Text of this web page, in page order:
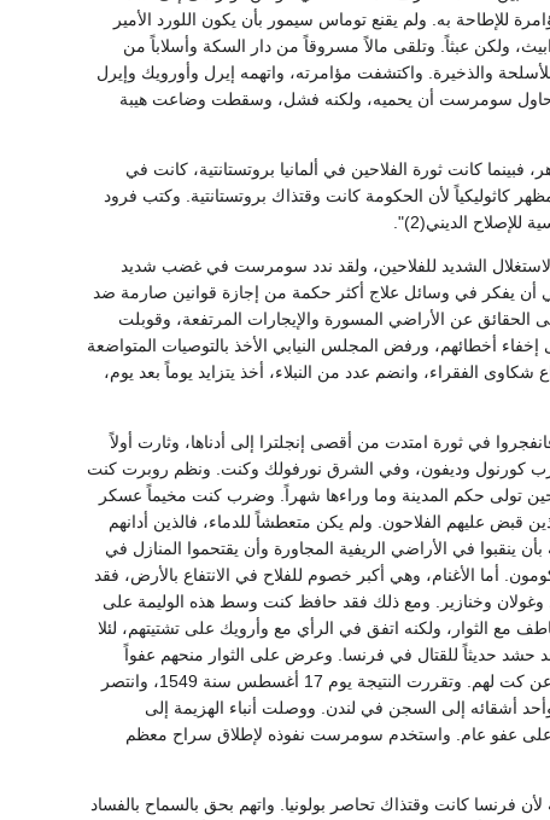
للإطاحة به. ولم يقنع توماس سيمور بأن يكون اللورد الأمير
ولكن عبثاً. وتلقى مالاً مسروقاً من دار السكة وأسلاباً من
والذخيرة. واكتشفت مؤامرته، واتهمه إيرل وأورويك وإيرل
البرلمان بالإجماع تقريباً وحكم عليه في 20 مارس سنة 1549 بالإعدام، وحاول سومرست أن يحميه، ولكنه فشل، وسقطت وضاعت هيبة
كانت ثورة الفلاحين في ألمانيا بروتستانتية، كانت في
كاثوليكياً لأن الحكومة كانت وقتذاك بروتستانتية. وكتب فرود
الديني(2)".
الاستغلال الشديد للفلاحين، ولقد ندد سومرست في غضب شديد
ولم يكن في وسع المجلس النيابي أن يفكر في وسائل علاج أكثر حكمة من إجازة قوانين صارمة ضد
عن الأراضي المسورة والإيجارات المرتفعة، وقوبلت
أخطائهم، ورفض المجلس النيابي الأخذ بالتوصيات المتواضعة
الفقراء، وانضم عدد من النبلاء، أخذ يتزايد يوماً بعد يوم،
في ثورة امتدت من أقصى إنجلترا إلى أدناها، وثارت أولاً
كورنول وديفون، وفي الشرق نورفولك وكنت. ونظم روبرت كنت
تولى حكم المدينة وما وراءها شهراً. وضرب كنت مخيماً عسكر
قبض عليهم الفلاحون. ولم يكن متعطشاً للدماء، فالذين أدانهم
ينقبوا في الأراضي الريفية المجاورة وأن يقتحموا المنازل في
أما الأغنام، وهي أكبر خصوم للفلاح في الانتفاع بالأرض، فقد
وبط وغولان وخنازير. ومع ذلك فقد حافظ كنت وسط هذه الوليمة على
الثوار، ولكنه اتفق في الرأي مع وأرويك على تشتيتهم، لئلا
قد حشد حديثاً للقتال في فرنسا. وعرض على الثوار منحهم عفواً
عاماً، إذا عادوا إلى بيوتهم وآثر كت في القبول، بيد أن بعض المتهورين رأوا حسم الأمر بالمعركة، فأذعن كت لهم. وتقررت النتيجة يوم 17 أغسطس سنة 1549، وانتصر
كت وأحد أشقائه إلى السجن في لندن. ووصلت أنباء الهزيمة إلى
على عفو عام. واستخدم سومرست نفوذه لإطلاق سراح معظم
فرنسا كانت وقتذاك تحاصر بولونيا. واتهم بحق بالسماح بالفساد